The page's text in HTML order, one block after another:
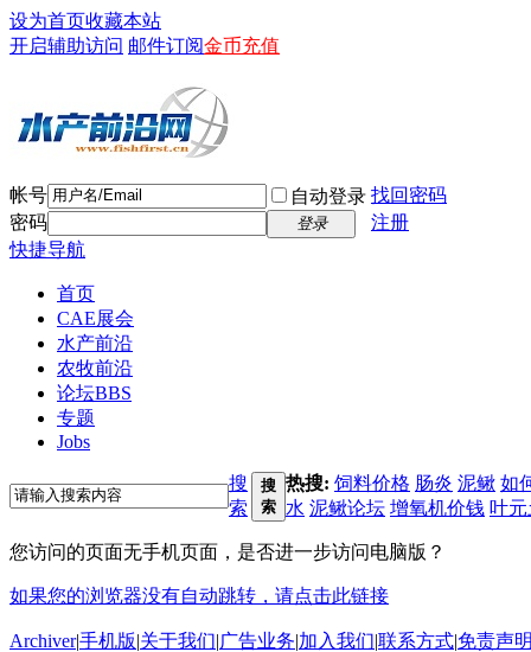
设为首页收藏本站
开启辅助访问 邮件订阅金币充值
帐号 自动登录 找回密码
密码
登录
注册
快捷导航
首页
CAE展会
水产前沿
农牧前沿
论坛BBS
专题
Jobs
搜
索
搜
索
热搜: 饲料价格 肠炎 泥鳅 如
水 泥鳅论坛 增氧机价钱 叶
您访问的页面无手机页面，是否进一步访问电脑版？
如果您的浏览器没有自动跳转，请点击此链接
Archiver|手机版|关于我们|广告业务|加入我们|联系方式|免责声